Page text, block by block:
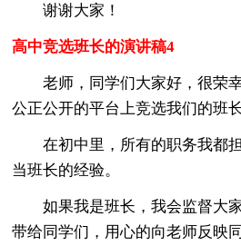
谢谢大家！
高中竞选班长的演讲稿4
老师，同学们大家好，很荣
公正公开的平台上竞选我们的班
在初中里，所有的职务我都
当班长的经验。
如果我是班长，我会监督大
带给同学们，用心的向老师反映